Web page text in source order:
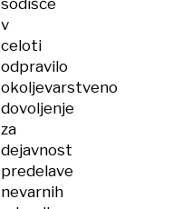
sodišče
v
celoti
odpravilo
okoljevarstveno
dovoljenje
za
dejavnost
predelave
nevarnih